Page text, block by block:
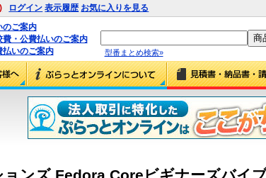
ログイン 表示履歴 お気に入りを見る
のご案内
・公費払いのご案内
払いのご案内
型番まとめ検索»
ンズ Fedora Coreビギナーズバイ